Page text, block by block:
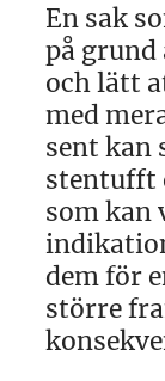
En sak
på
och lätt
med
sent kan
stentufft
som kan
dem för
större